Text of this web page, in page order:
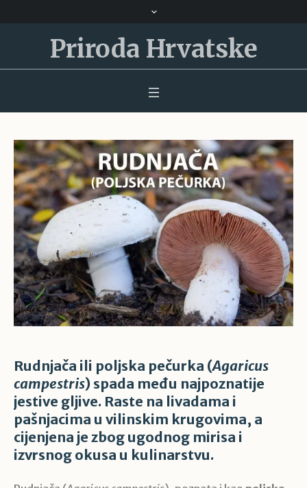
Priroda Hrvatske
Rudnjača ili poljska pečurka (Agaricus
campestris) spada među najpoznatije
jestive gljive. Raste na livadama i
pašnjacima u vilinskim krugovima, a
cijenjena je zbog ugodnog mirisa i
izvrsnog okusa u kulinarstvu.